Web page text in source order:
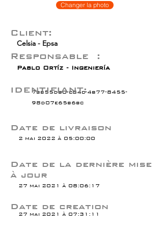
Changer la photo
Celsia - Epsa
Client:
Responsable :
Pablo Ortíz - Ingeniería
7bb55db0-c84c-4b77-8455-
98d07e65b6bc
IDENTIFIANT:
Date de livraison
2 mai 2022 à 05:00:00
Date de la dernière mise
à jour
27 mai 2021 à 08:06:17
27 mai 2021 à 07:31:11
Date de creation